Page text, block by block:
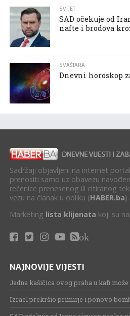
SVIJET
SAD očekuje od
nafte i brodova
SVAŠTARA
Dnevni horoskop
Sadržaji objavljeni na internet
prenositi samo uz obavezu
rečenice prenesenog ili citiranog
vezu na članak u obliku (HABER.ba).
Marketing lista klijenata koji su
ok
NAJNOVIJE VIJESTI
Jedna kašičica ovog praha u kafi
Izrael prekršio primirje i ponovo